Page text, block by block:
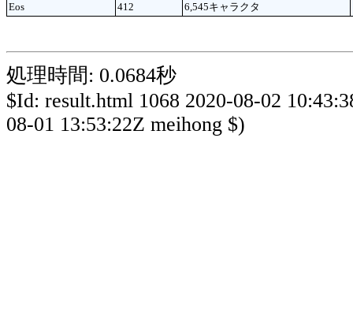
Eos
412 6,545キャラクタ
処理時間: 0.0684秒
$Id: result.html 1068 2020-08-02
08-01 13:53:22Z meihong $)